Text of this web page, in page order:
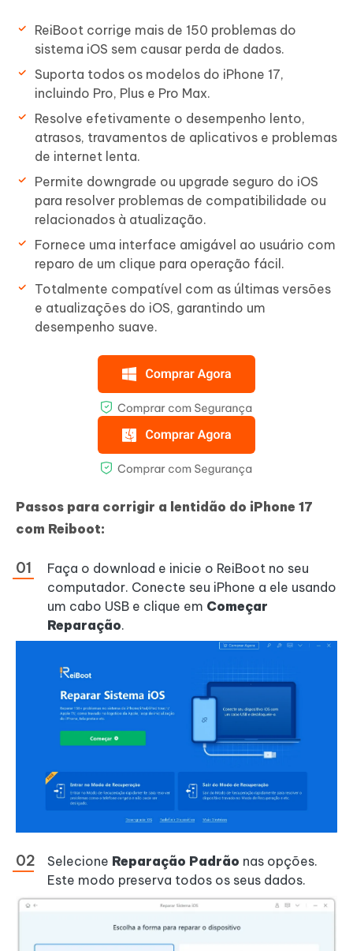
ReiBoot corrige mais de 150 problemas do
sistema iOS sem causar perda de dados.
Suporta todos os modelos do iPhone 17,
incluindo Pro, Plus e Pro Max.
Resolve efetivamente o desempenho lento,
atrasos, travamentos de aplicativos e problemas
de internet lenta.
Permite downgrade ou upgrade seguro do iOS
para resolver problemas de compatibilidade ou
relacionados à atualização.
Fornece uma interface amigável ao usuário com
reparo de um clique para operação fácil.
Totalmente compatível com as últimas versões
e atualizações do iOS, garantindo um
desempenho suave.
Passos para corrigir a lentidão do iPhone 17
com Reiboot:
Faça o download e inicie o ReiBoot no seu
computador. Conecte seu iPhone a ele usando
um cabo USB e clique em Começar
Reparação.
Selecione Reparação Padrão nas opções.
Este modo preserva todos os seus dados.